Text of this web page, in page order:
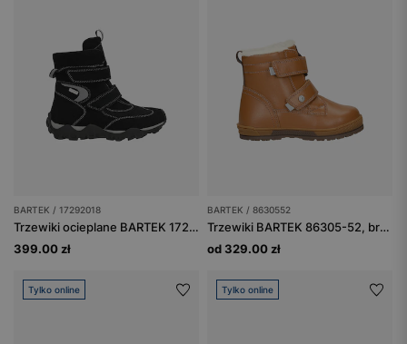
BARTEK / 17292018
Trzewiki ocieplane BARTEK 17292018, czarno-szary
399.00 zł
BARTEK / 8630552
Trzewiki BARTEK 86305-52, brązowe
od 329.00 zł
Tylko online Tylko online